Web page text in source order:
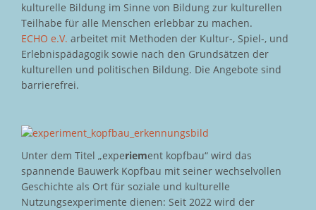
kulturelle Bildung im Sinne von Bildung zur kulturellen
Teilhabe für alle Menschen erlebbar zu machen.
ECHO e.V. arbeitet mit Methoden der Kultur-, Spiel-, und
Erlebnispädagogik sowie nach den Grundsätzen der
kulturellen und politischen Bildung. Die Angebote sind
barrierefrei.
Unter dem Titel „experiement kopfbau“ wird das
spannende Bauwerk Kopfbau mit seiner wechselvollen
Geschichte als Ort für soziale und kulturelle
Nutzungsexperimente dienen: Seit 2022 wird der